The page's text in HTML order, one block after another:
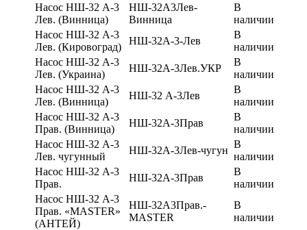
Насос НШ-32 А-3
Лев. (Винница)
НШ-32А3Лев-
Винница
В
наличии
Насос НШ-32 А-3
Лев. (Кировоград)
НШ-32А-3-Лев
В
наличии
Насос НШ-32 А-3
Лев. (Украина)
НШ-32А-3Лев.УКР
В
наличии
Насос НШ-32 А-3
Лев. (Винница)
НШ-32 А-3Лев
В
наличии
Насос НШ-32 А-3
Прав. (Винница)
НШ-32А-3Прав
В
наличии
Насос НШ-32 А-3
Лев. чугунный
НШ-32А-3Лев-чугун
В
наличии
Насос НШ-32 А-3
Прав.
НШ-32А-3Прав
В
наличии
Насос НШ-32 А-3
Прав. «MASTER»
(АНТЕЙ)
НШ-32А3Прав.-
MASTER
В
наличии